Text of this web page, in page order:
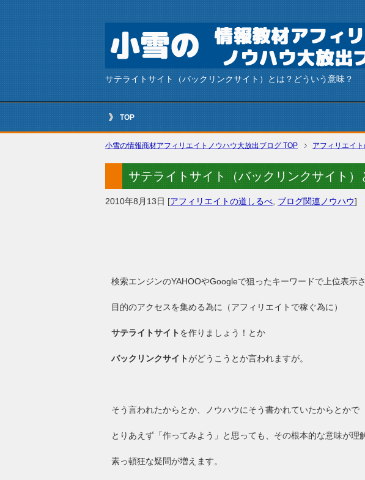
サテライトサイト（バックリンクサイト）とは？どういう意味？
TOP
小雪の情報商材アフィリエイトノウハウ大放出ブログ TOP アフィリエイ
サテライトサイト（バックリンクサイト）
2010年8月13日 [アフィリエイトの道しるべ ブログ関連ノウハウ]
検索エンジンのYAHOOやGoogleで狙ったキーワードで上位表示
目的のアクセスを集める為に（アフィリエイトで稼ぐ為に）
サテライトサイトを作りましょう！とか
バックリンクサイトがどうこうとか言われますが。
そう言われたからとか、ノウハウにそう書かれていたからとかで
とりあえず「作ってみよう」と思っても、その根本的な意味が理
素っ頓狂な疑問が増えます。